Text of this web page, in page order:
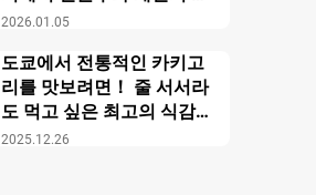
2026.01.05
각을 만끽【니혼슈 바루 카
2025.12.26
도쿄에서 전통적인 카키고
리를 맛보려면！ 줄 서서라
도 먹고 싶은 최고의 식감의
비밀【우에노 카키고리 센